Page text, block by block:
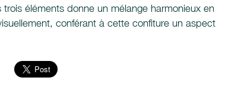
éléments donne un mélange harmonieux en
conférant à cette confiture un aspect